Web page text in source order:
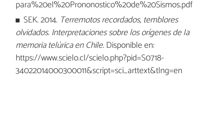
para%20el%20Prononostico%20de%20Sismos.pdf
SEK. 2014. Terremotos recordados, temblores
olvidados. Interpretaciones sobre los orígenes de la
memoria telúrica en Chile.Disponible en:
https://www.scielo.cl/scielo.php?pid=S0718-
34022014000300011&script=sci_arttext&tlng=en